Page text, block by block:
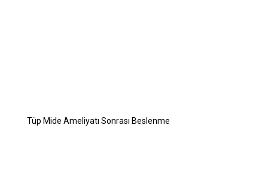
Tüp Mide Ameliyatı Sonrası Beslenme